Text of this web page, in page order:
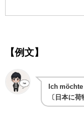
【例文】
Ich
〔日本に